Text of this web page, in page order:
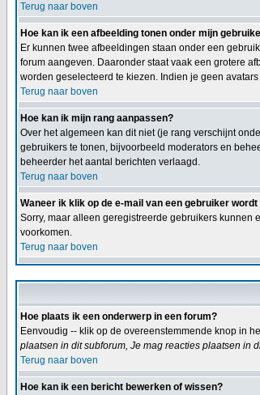
Terug naar boven
Hoe kan ik een afbeelding tonen onder mijn
Er kunnen twee afbeeldingen staan onder een
forum aangeven. Daaronder staat vaak een grotere
worden geselecteerd te kiezen. Indien je geen
Terug naar boven
Hoe kan ik mijn rang aanpassen?
Over het algemeen kan dit niet (je rang verschijnt
gebruikers te tonen, bijvoorbeeld moderators en
beheerder het aantal berichten verlaagd.
Terug naar boven
Waneer ik klik op de e-mail van een gebruiker
Sorry, maar alleen geregistreerde gebruikers kunnen
voorkomen.
Terug naar boven
Hoe plaats ik een onderwerp in een forum?
Eenvoudig -- klik op de overeenstemmende knop in
plaatsen in dit subforum, Je mag reacties plaatsen in
Terug naar boven
Hoe kan ik een bericht bewerken of wissen?